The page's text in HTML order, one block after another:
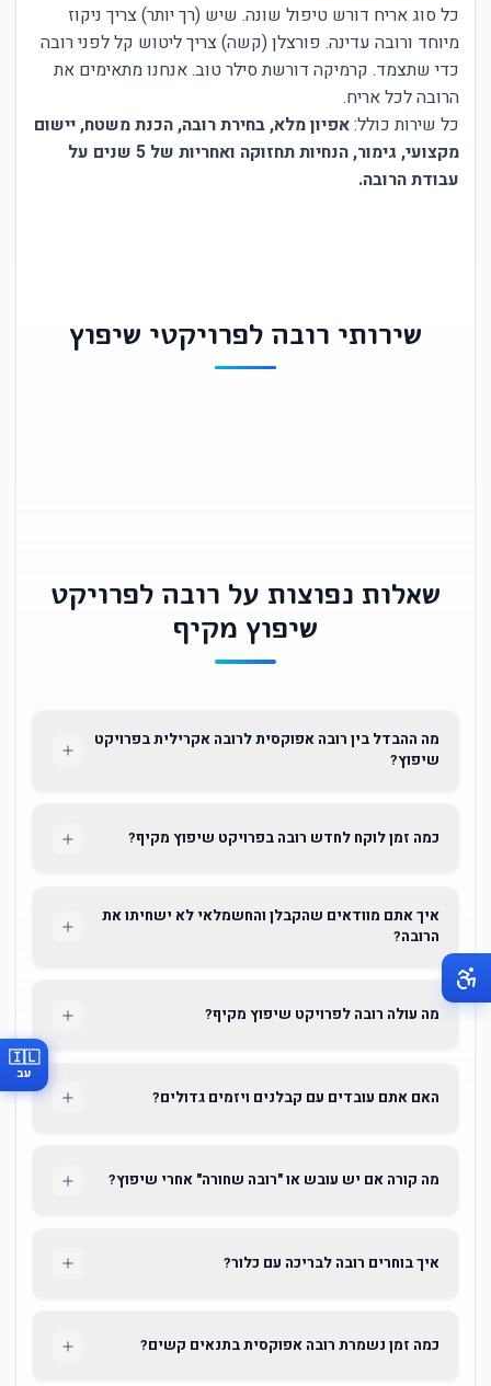
כל סוג אריח דורש טיפול שונה. שיש (רך יותר) צריך ניקוז
מיוחד ורובה עדינה. פורצלן (קשה) צריך ליטוש קל לפני רובה
כדי שתצמד. קרמיקה דורשת סילר טוב. אנחנו מתאימים את
הרובה לכל אריח.
כל שירות כולל:אפיון מלא, בחירת רובה, הכנת משטח, יישום
מקצועי, גימור, הנחיות תחזוקה ואחריות של 5 שנים על
עבודת הרובה.
שירותי רובה לפרויקטי שיפוץ
שאלות נפוצות על רובה לפרויקט
שיפוץ מקיף
מה ההבדל בין רובה אפוקסית לרובה אקרילית בפרויקט
שיפוץ?
כמה זמן לוקח לחדש רובה בפרויקט שיפוץ מקיף?
איך אתם מוודאים שהקבלן והחשמלאי לא ישחיתו את
הרובה?
מה עולה רובה לפרויקט שיפוץ מקיף?
האם אתם עובדים עם קבלנים ויזמים גדולים?
מה קורה אם יש עובש או "רובה שחורה" אחרי שיפוץ?
איך בוחרים רובה לבריכה עם כלור?
כמה זמן נשמרת רובה אפוקסית בתנאים קשים?
🇮🇱
עב